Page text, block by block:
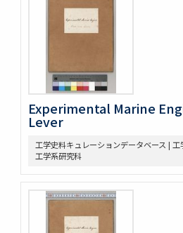
Experimental Marine
Lever
工学史料キュレーションデータベース |
工学系研究科